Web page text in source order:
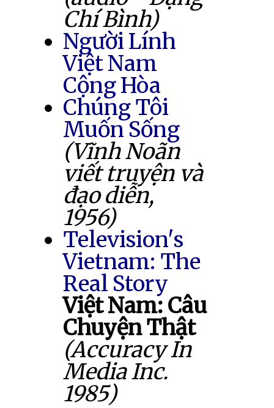
Chí Bình)
Người Lính
Việt Nam
Cộng Hòa
Chúng Tôi
Muốn Sống
(Vĩnh Noãn
viết truyện và
đạo diễn,
1956)
Television's
Vietnam: The
Real Story
Việt Nam: Câu
Chuyện Thật
(Accuracy In
Media Inc.
1985)